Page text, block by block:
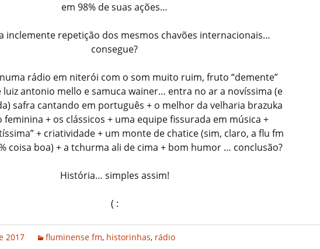
em 98% de suas ações…
inclemente repetição dos mesmos chavões internacionais…
consegue?
rádio em niterói com o som muito ruim, fruto “demente”
luiz antonio mello e samuca wainer… entra no ar a novíssima (e
safra cantando em português + o melhor da velharia brazuka
feminina + os clássicos + uma equipe fissurada em música +
+ criatividade + um monte de chatice (sim, claro, a flu fm
coisa boa) + a tchurma ali de cima + bom humor … conclusão?
História… simples assim!
( :
2017 fluminense fm, historinhas, rádio